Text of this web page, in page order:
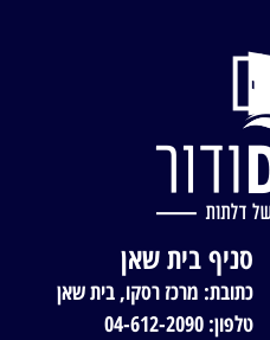
סניף בית שאן
כתובת: מרכז רסקו, בית שאן
טלפון: 04-612-2090